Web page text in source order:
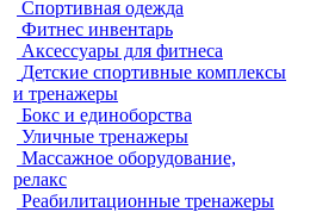
Спортивная одежда
Фитнес инвентарь
Аксессуары для фитнеса
Детские спортивные комплексы
и тренажеры
Бокс и единоборства
Уличные тренажеры
Массажное оборудование,
релакс
Реабилитационные тренажеры